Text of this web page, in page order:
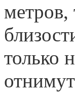
метров,
только